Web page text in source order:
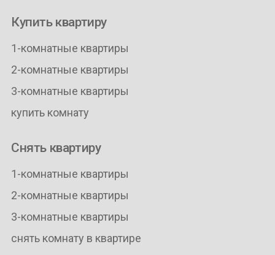
Купить квартиру
1-комнатные квартиры
2-комнатные квартиры
3-комнатные квартиры
купить комнату
Снять квартиру
1-комнатные квартиры
2-комнатные квартиры
3-комнатные квартиры
снять комнату в квартире